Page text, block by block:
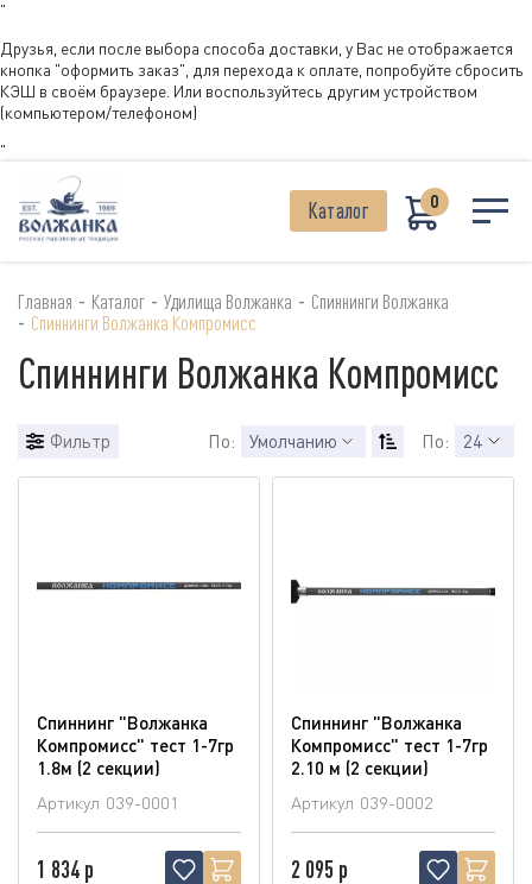
"
Друзья, если после выбора способа доставки, у Вас не отображается
кнопка "оформить заказ", для перехода к оплате, попробуйте сбросить
КЭШ в своём браузере. Или воспользуйтесь другим устройством
(компьютером/телефоном)
"
Каталог 0
Главная - Каталог - Удилища Волжанка - Спиннинги Волжанка
- Спиннинги Волжанка Компромисс
Спиннинги Волжанка Компромисс
Фильтр По: Умолчанию По: 24
Спиннинг "Волжанка
Компромисс" тест 1-7гр
1.8м (2 секции)
Артикул 039-0001
1 834 р
Спиннинг "Волжанка
Компромисс" тест 1-7гр
2.10 м (2 секции)
Артикул 039-0002
2 095 р